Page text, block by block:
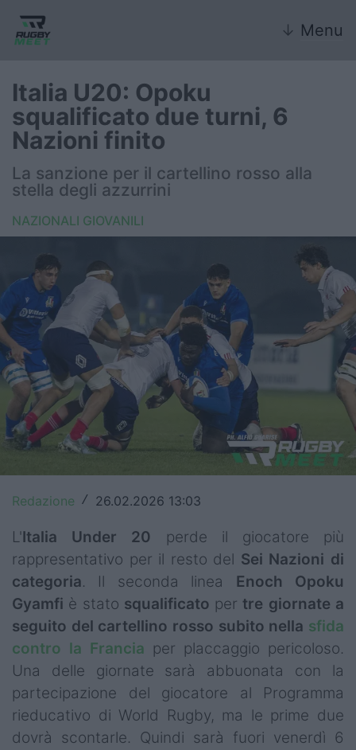
↓ Menu
Nazionale
Nazionali giovanili
Rugby Sevens
FIR
Internazionale
6 Nazioni
United Rugby Championship
Top14
Premiership
Champions Cup
Rugby World Cup
Super Rugby
Rugby in TV
Mercato
Serie A Elite
Campionati
Italia U20: Opoku
squalificato due turni, 6
Nazioni finito
La sanzione per il cartellino rosso alla
stella degli azzurrini
NAZIONALI GIOVANILI
Redazione / 26.02.2026 13:03
L'Italia Under 20 perde il giocatore più
rappresentativo per il resto del Sei Nazioni di
categoria. Il seconda linea Enoch
Opoku
Gyamfi è stato squalificato pertre giornate a
seguito del cartellino rosso subito nella sfida
contro la Francia per placcaggio pericoloso.
Una delle giornate sarà abbuonata con la
partecipazione del giocatore al Programma
rieducativo di World Rugby, ma le prime due
dovrà scontarle. Quindi sarà fuori venerdì 6